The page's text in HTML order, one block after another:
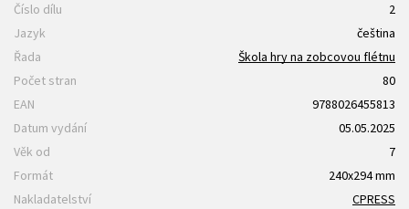
Číslo dílu
2
Jazyk
čeština
Řada
Škola hry na zobcovou flétnu
Počet stran
80
EAN
9788026455813
Datum vydání
05.05.2025
Věk od
7
Formát
240x294 mm
Nakladatelství
CPRESS